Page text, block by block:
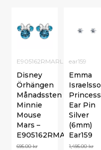
E905162RMARL
Disney
Örhängen
Månadssten
Minnie
Mouse
Mars –
E905162RMARL
695.00kr
ear159
Emma
Princess
Ear Pin
Silver
(6mm)
Ear159
1,495.00kr